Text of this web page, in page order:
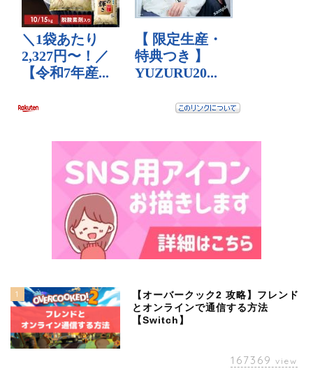
1
【オーバークック2 攻略】フレンド
とオンラインで通信する方法
【Switch】
167369 view